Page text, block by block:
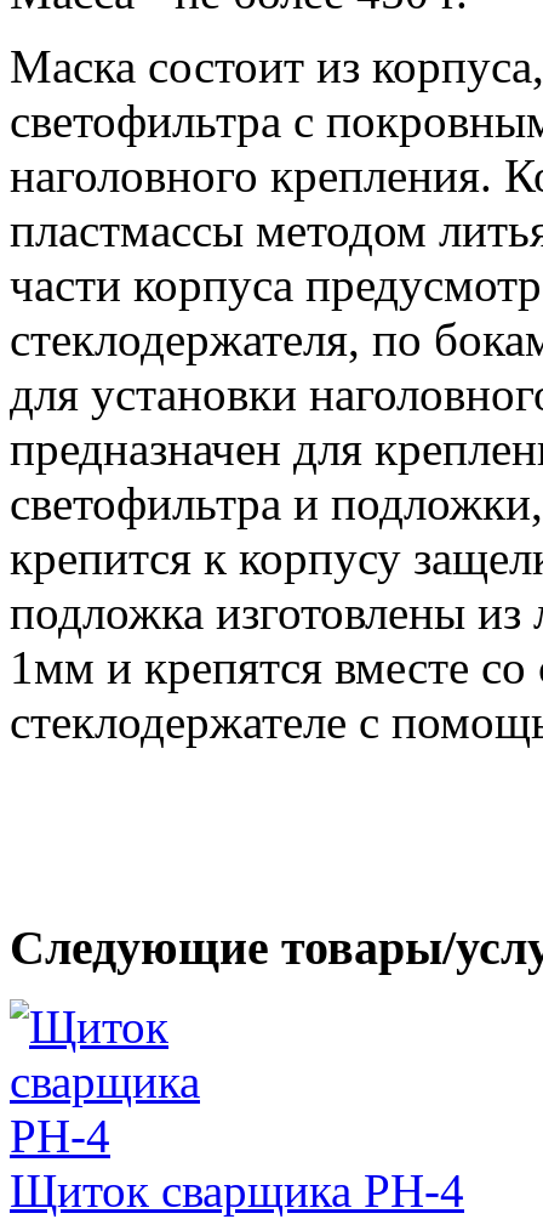
Маска состоит из
светофильтра с
наголовного крепления.
пластмассы методом
части корпуса
стеклодержателя, по
для установки
предназначен для
светофильтра и
крепится к корпусу
подложка изготовлены
1мм и крепятся вместе
стеклодержателе с
Следующие товары/
Щиток сварщика РН-4